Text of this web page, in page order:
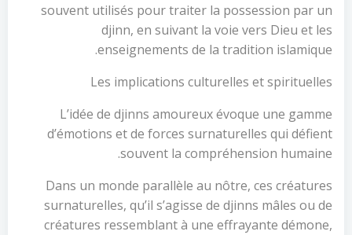
souvent utilisés pour traiter la possession par un
djinn, en suivant la voie vers Dieu et les
enseignements de la tradition islamique.
Les implications culturelles et spirituelles
L’idée de djinns amoureux évoque une gamme
d’émotions et de forces surnaturelles qui défient
souvent la compréhension humaine.
Dans un monde parallèle au nôtre, ces créatures
surnaturelles, qu’il s’agisse de djinns mâles ou de
créatures ressemblant à une effrayante démone,